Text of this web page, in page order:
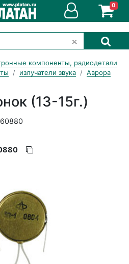
0
компоненты, радиодетали
излучатели звука Аврора
(13-15г.)